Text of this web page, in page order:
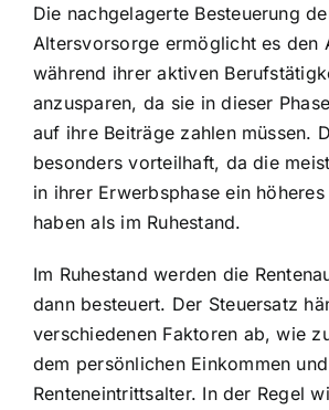
Die nachgelagerte Besteuerung
Altersvorsorge ermöglicht es den
während ihrer aktiven
anzusparen, da sie in dieser
auf ihre Beiträge zahlen müssen.
besonders vorteilhaft, da die
in ihrer Erwerbsphase ein
haben als im Ruhestand.
Im Ruhestand werden die
dann besteuert. Der Steuersatz
verschiedenen Faktoren ab, wie
dem persönlichen Einkommen
Renteneintrittsalter. In der Regel